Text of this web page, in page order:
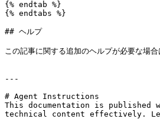
{% endtab %}
{% endtabs %}
## ヘルプ
この記事に関する追加のヘルプが必要な
---
# Agent Instructions
This documentation is published
technical content effectively.